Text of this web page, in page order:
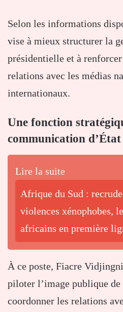
Selon les informations
vise à mieux structurer la
présidentielle et à
relations avec les médias
internationaux.
Une fonction
communication d’État
Lire la suite
Afrique du Sud :
violences xénophobes,
africains en première
À ce poste, Fiacre
piloter l’image publique de
coordonner les relations